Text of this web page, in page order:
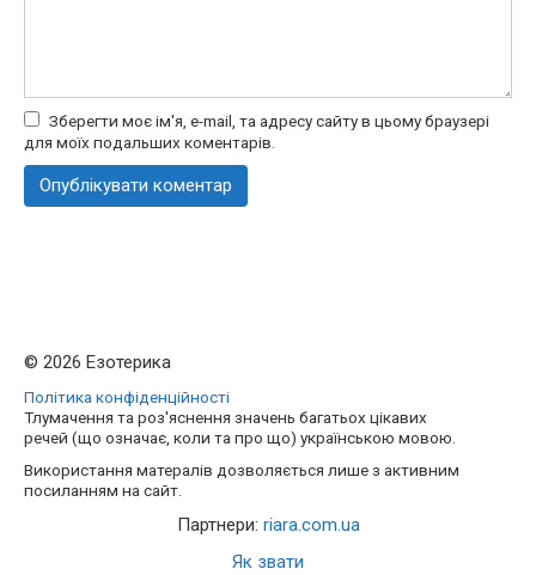
Зберегти моє ім'я, e-mail, та адресу сайту в цьому браузері
для моїх подальших коментарів.
© 2026 Езотерика
Політика конфіденційності
Тлумачення та роз'яснення значень багатьох цікавих
речей (що означає, коли та про що) українською мовою.
Використання матералів дозволяється лише з активним
посиланням на сайт.
Партнери: riara.com.ua
Як звати